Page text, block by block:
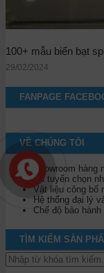
100+ mẫu biển bạt
29/02/2024
FANPAGE
VỀ CHÚNG TÔI
Showroom
Đã tuyển chọn
Vật liệu công bố
Hệ thống đại lý
Chế độ bảo
TÌM KIẾM SẢN